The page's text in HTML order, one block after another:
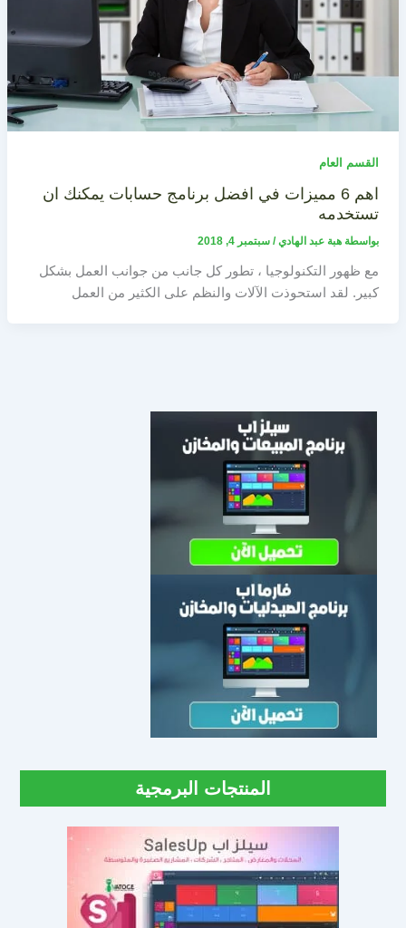
القسم العام
اهم 6 مميزات في افضل برنامج حسابات يمكنك ان
تستخدمه
بواسطة هبة عبد الهادي/ سبتمبر 4, 2018
مع ظهور التكنولوجيا ، تطور كل جانب من جوانب العمل بشكل
كبير. لقد استحوذت الآلات والنظم على الكثير من العمل
المنتجات البرمجية